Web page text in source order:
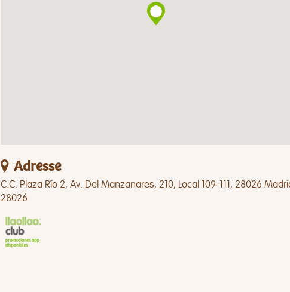
Adresse
C.C. Plaza Río 2, Av. Del Manzanares, 210, Local 109-111, 28026
28026